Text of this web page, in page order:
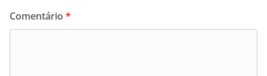
Comentário *